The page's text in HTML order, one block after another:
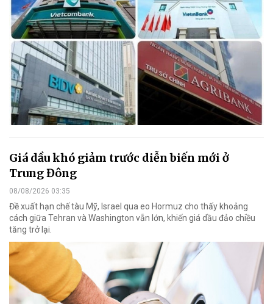
Giá dầu khó giảm trước diễn biến mới ở
Trung Đông
08/08/2026 03:35
Đề xuất hạn chế tàu Mỹ, Israel qua eo Hormuz cho thấy khoảng
cách giữa Tehran và Washington vẫn lớn, khiến giá dầu đảo chiều
tăng trở lại.